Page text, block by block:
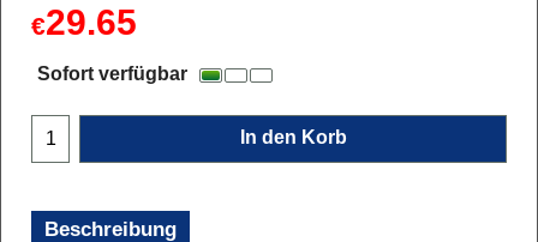
€29.65
Sofort verfügbar
In den Korb
Beschreibung